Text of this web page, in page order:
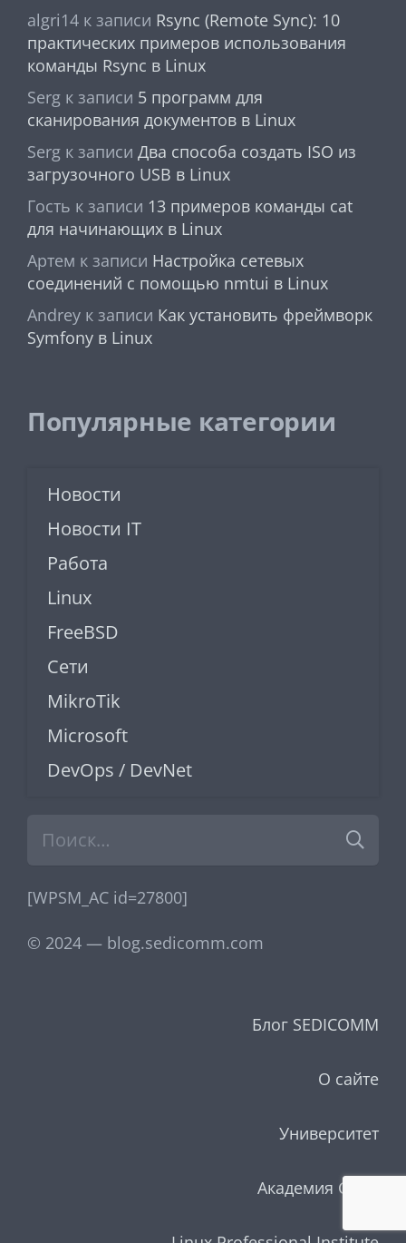
algri14 к записи Rsync (Remote Sync): 10
практических примеров использования
команды Rsync в Linux
Serg к записи 5 программ для
сканирования документов в Linux
Serg к записи Два способа создать ISO из
загрузочного USB в Linux
Гость к записи 13 примеров команды cat
для начинающих в Linux
Артем к записи Настройка сетевых
соединений с помощью nmtui в Linux
Andrey к записи Как установить фреймворк
Symfony в Linux
Популярные категории
Новости
Новости IT
Работа
Linux
FreeBSD
Сети
MikroTik
Microsoft
DevOps / DevNet
[WPSM_AC id=27800]
© 2024 — blog.sedicomm.com
Блог SEDICOMM
О сайте
Университет
Академия Cisco